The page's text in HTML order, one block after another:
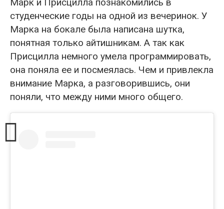
студенческие годы на одной из вечеринок. У
Марка на бокале была написана шутка,
понятная только айтишникам. А так как
Присцилла немного умела программировать,
она поняла ее и посмеялась. Чем и привлекла
внимание Марка, а разговорившись, они
поняли, что между ними много общего.